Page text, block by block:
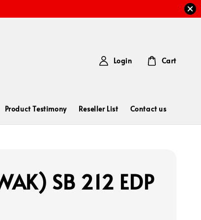
Product Testimony Reseller List Contact us
Login Cart
SB 212 EDP